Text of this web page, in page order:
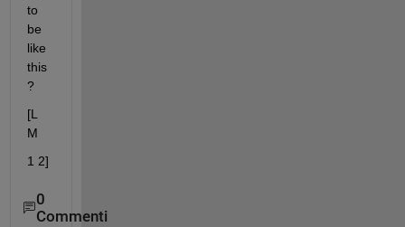
to
be
like
this
?
[L
M
1 2]
0
Commenti